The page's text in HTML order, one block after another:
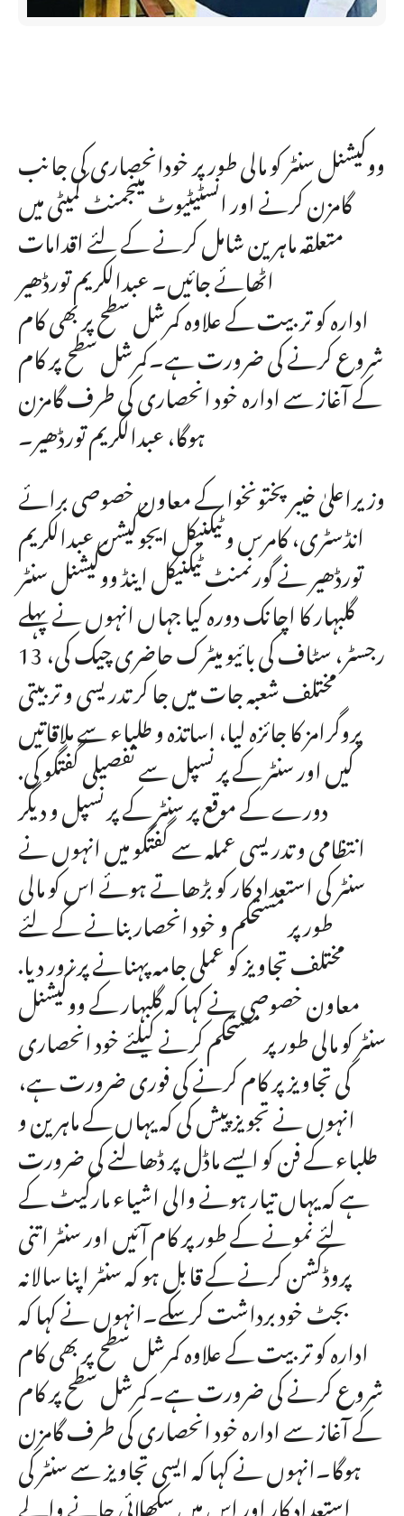
ووکیشنل سنٹر کو مالی طور پر خودانحصاری کی جانب
گامزن کرنے اور انسٹیٹیوٹ مینجمنٹ کمیٹی میں
متعلقہ ماہرین شامل کرنے کے لئے اقدامات
اٹھائے جائیں۔ عبدالکریم تورڈھیر
ادارہ کو تربیت کے علاوہ کمرشل سطح پر بھی کام
شروع کرنے کی ضرورت ہے۔کمرشل سطح پر کام
کے آغاز سے ادارہ خود انحصاری کی طرف گامزن
ہوگا، عبدالکریم تورڈھیر۔
وزیراعلیٰ خیبرپختونخوا کے معاون خصوصی برائے
انڈسٹری، کامرس و ٹیکنیکل ایجوکیشن عبدالکریم
تورڈھیر نے گورنمنٹ ٹیکنیکل اینڈ ووکیشنل سنٹر
گلبہار کا اچانک دورہ کیا جہاں انہوں نے پہلے
رجسٹر، سٹاف کی بائیو میٹرک حاضری چیک کی، 13
مختلف شعبہ جات میں جا کر تدریسی و تربیتی
پروگرامز کا جائزہ لیا، اساتذہ و طلباء سے ملاقاتیں
کیں اور سنٹر کے پرنسپل سے تفصیلی گفتگو کی.
دورے کے موقع پر سنٹر کے پرنسپل و دیگر
انتظامی و تدریسی عملہ سے گفتگو میں انہوں نے
سنٹر کی استعداد کار کو بڑھاتے ہوئے اس کو مالی
طور پر مستحکم و خود انحصاربنانے کے لئے
مختلف تجاویز کو عملی جامہ پہنانے پر زور دیا.
معاون خصوصی نے کہا کہ گلبہار کے ووکیشنل
سنٹر کو مالی طور پر مستحکم کرنے کیلئے خود انحصاری
کی تجاویز پر کام کرنے کی فوری ضرورت ہے،
انہوں نے تجویز پیش کی کہ یہاں کے ماہرین و
طلباء کے فن کو ایسے ماڈل پر ڈھالنے کی ضرورت
ہے کہ یہاں تیار ہونے والی اشیاء مارکیٹ کے
لئے نمونے کے طور پر کام آئیں اور سنٹر اتنی
پروڈکشن کرنے کے قابل ہو کہ سنٹر اپنا سالانہ
بجٹ خود برداشت کرسکے۔انہوں نے کہا کہ
ادارہ کو تربیت کے علاوہ کمرشل سطح پر بھی کام
شروع کرنے کی ضرورت ہے۔کمرشل سطح پر کام
کے آغاز سے ادارہ خود انحصاری کی طرف گامزن
ہوگا۔انہوں نے کہا کہ ایسی تجاویز سے سنٹر کی
استعداد کار اور اس میں سکھلائی جانے والے